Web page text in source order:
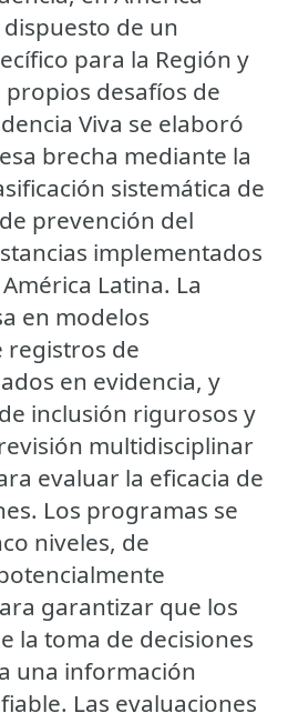
de un
para la Región y
desafíos de
Viva se elaboró
brecha mediante la
sistemática de
prevención del
implementados
Latina. La
en modelos
registros de
en evidencia, y
inclusión rigurosos y
multidisciplinar
evaluar la eficacia de
Los programas se
niveles, de
garantizar que los
la toma de decisiones
una información
Las evaluaciones